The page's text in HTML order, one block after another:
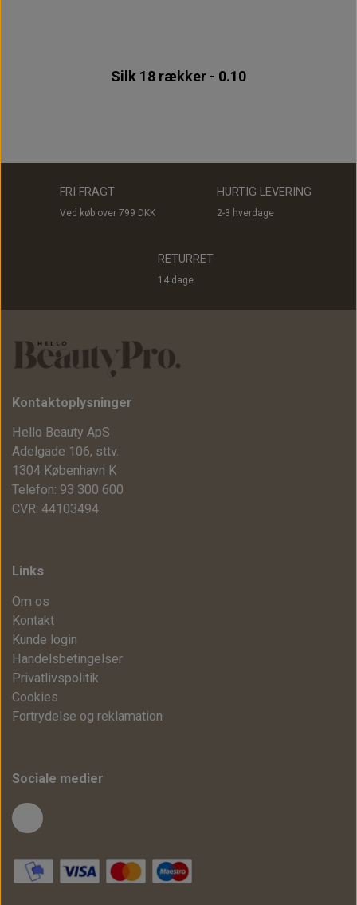
Silk 18 rækker - 0.10
FRI FRAGT
Ved køb over 799 DKK
HURTIG LEVERING
2-3 hverdage
RETURRET
14 dage
Kontaktoplysninger
Hello Beauty ApS
Adelgade 106, sttv.
1304 København K
Telefon: 93 300 600
CVR: 44103494
Links
Om os
Kontakt
Kunde login
Handelsbetingelser
Privatlivspolitik
Cookies
Fortrydelse og reklamation
Sociale medier